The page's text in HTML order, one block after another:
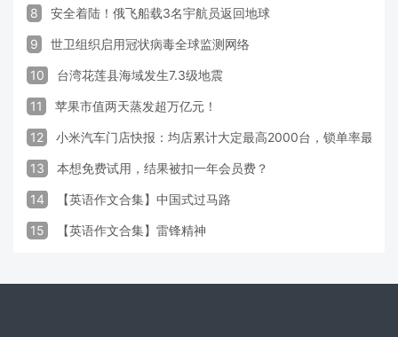
8 安全着陆！俄飞船载3名宇航员返回地球
9 世卫组织启用冠状病毒全球监测网络
10 台湾花莲县海域发生7.3级地震
11 苹果市值两天蒸发超万亿元！
12 小米汽车门店快报：均店累计大定最高2000台，锁单率最高
13 本想免费试用，结果被扣一年会员费？
14 【英语作文合集】中国式过马路
15 【英语作文合集】雷锋精神